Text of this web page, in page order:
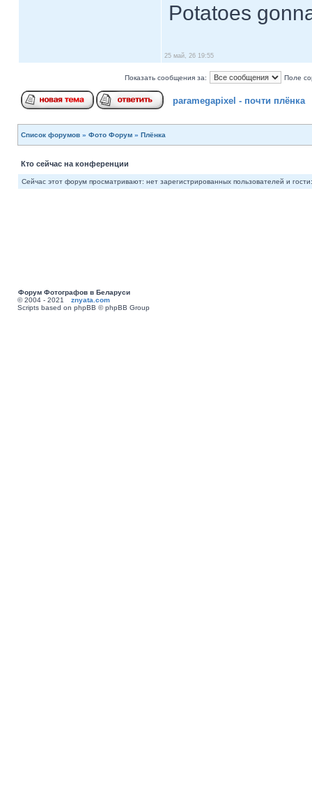
Potatoes
25 май, 26 19:55
Показать сообщения за: Поле
paramegapixel - почти плёнка
Список форумов » Фото Форум » Плёнка
Кто сейчас на конференции
Сейчас этот форум просматривают: нет зарегистрированных пользователей и
Форум Фотографов в Беларуси
© 2004 - 2021 znyata.com
Scripts based on phpBB © phpBB Group